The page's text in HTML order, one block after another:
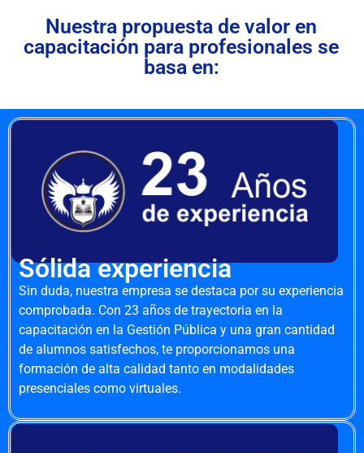
Nuestra propuesta de valor en
capacitación para profesionales se
basa en:
Sólida experiencia
Sin duda, nuestra empresa se destaca por su experiencia
comprobada. Con 23 años de trayectoria en la
capacitación en la Gestión Pública y una gran cantidad
de alumnos satisfechos, te proporcionamos una
formación de alta calidad tanto en modalidades
presenciales como virtuales.